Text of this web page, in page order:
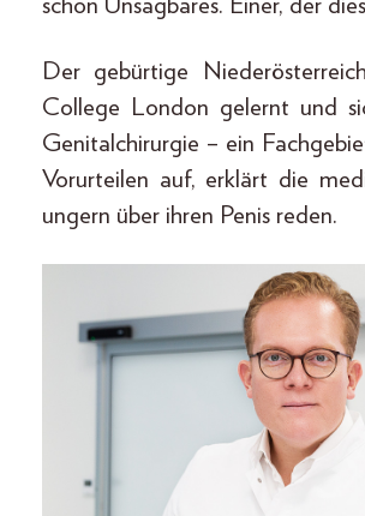
schon Unsagbares. Einer, der
Der gebürtige
College London gelernt und
Genitalchirurgie – ein
Vorurteilen auf, erklärt die
ungern über ihren Penis reden.